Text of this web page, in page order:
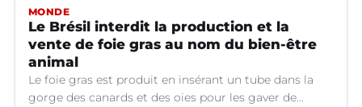
MONDE
Le Brésil interdit la production et la
vente de foie gras au nom du bien-être
animal
Le foie gras est produit en insérant un tube dans la
gorge des canards et des oies pour les gaver de